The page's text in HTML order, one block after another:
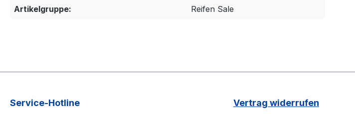
Artikelgruppe: Reifen Sale
Service-Hotline Vertrag widerrufen